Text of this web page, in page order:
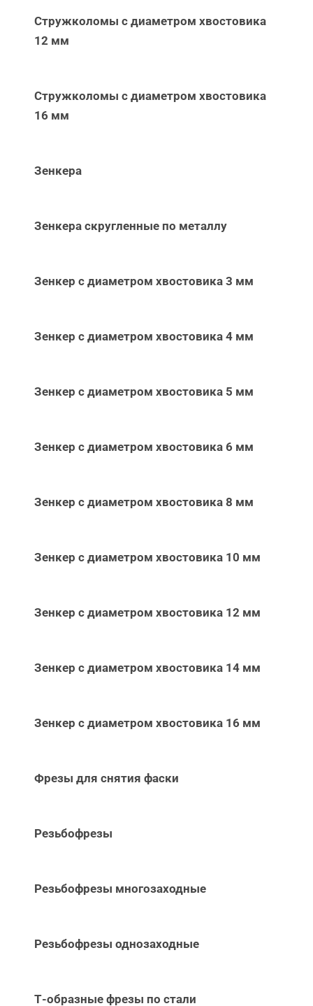
Стружколомы с диаметром хвостовика
12 мм
Стружколомы с диаметром хвостовика
16 мм
Зенкера
Зенкера скругленные по металлу
Зенкер с диаметром хвостовика 3 мм
Зенкер с диаметром хвостовика 4 мм
Зенкер с диаметром хвостовика 5 мм
Зенкер с диаметром хвостовика 6 мм
Зенкер с диаметром хвостовика 8 мм
Зенкер с диаметром хвостовика 10 мм
Зенкер с диаметром хвостовика 12 мм
Зенкер с диаметром хвостовика 14 мм
Зенкер с диаметром хвостовика 16 мм
Фрезы для снятия фаски
Резьбофрезы
Резьбофрезы многозаходные
Резьбофрезы однозаходные
Т-образные фрезы по стали